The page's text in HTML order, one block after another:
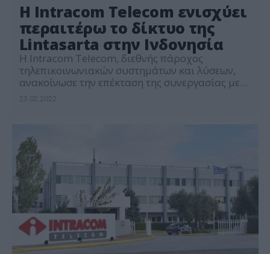
Η Intracom Telecom ενισχύει
περαιτέρω το δίκτυο της
Lintasarta στην Ινδονησία
Η Intracom Telecom, διεθνής πάροχος
τηλεπικοινωνιακών συστημάτων και λύσεων,
ανακοίνωσε την επέκταση της συνεργασίας με
πολυσημειακής (PtMP) τεχνολογίας WiBAS™-
OSDR (σταθμός βάσης) και WiBAS™-Connect
(τερματικό) στη συχνότητα των 10,5 GHz, μέσω
της Abhimata, τοπική εταιρεία ολοκληρωμένων
συστημάτων και τηλεπικοινωνιακών λύσεων. Η
[…]